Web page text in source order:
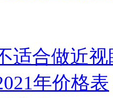
适合做近视
年价格表